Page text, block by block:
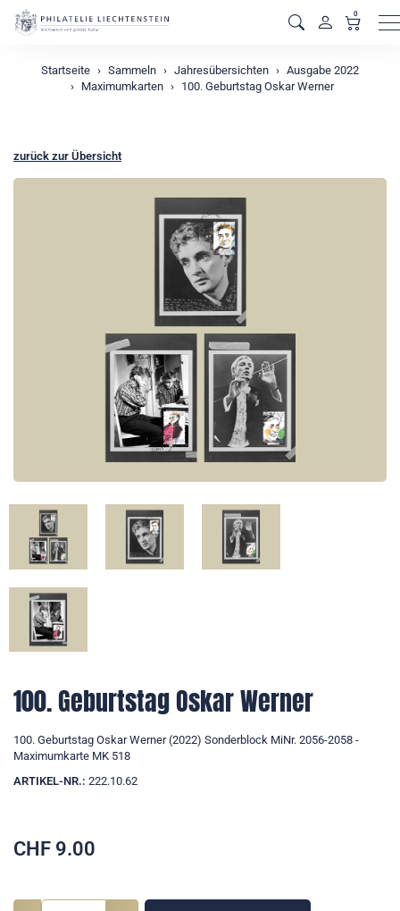
0
Startseite Sammeln Jahresübersichten
Ausgabe 2022
Maximumkarten
100. Geburtstag Oskar Werner
zurück zur Übersicht
100. Geburtstag Oskar Werner
100. Geburtstag Oskar Werner (2022) Sonderblock MiNr. 2056-2058 -
Maximumkarte MK 518
ARTIKEL-NR.: 222.10.62
CHF 9.00